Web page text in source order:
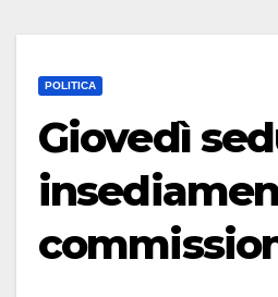
POLITICA
Giovedì